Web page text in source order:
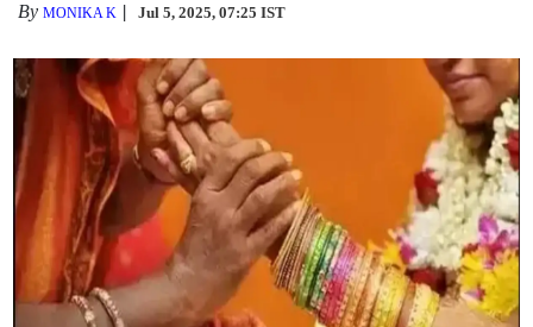
ByMONIKA K Jul 5, 2025, 07:25 IST